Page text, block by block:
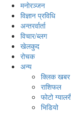
मनाेरञ्जन
विज्ञान प्रविधि
अन्तरर्वार्ता
विचार/ब्लग
खेलकुद
रोचक
अन्य
क्लिक खबर
राशिफल
फोटो
भिडियो